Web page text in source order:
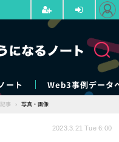
ート Web3事例データ
記事 › 写真・画像
2023.3.21 Tue 6:00